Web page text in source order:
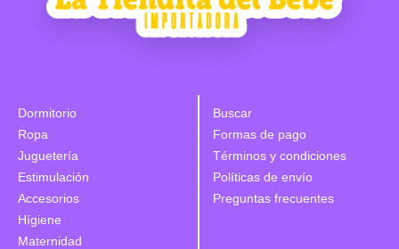
Dormitorio
Ropa
Juguetería
Estimulación
Accesorios
Hígiene
Maternidad
Buscar
Formas de pago
Términos y condiciones
Políticas de envío
Preguntas frecuentes